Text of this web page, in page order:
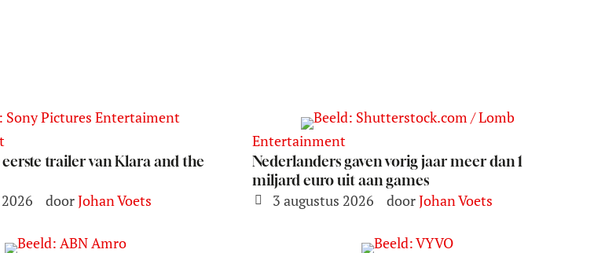
trailer van Klara and the
door Johan Voets
Entertainment
Nederlanders gaven vorig jaar meer dan 1
miljard euro uit aan games
3 augustus 2026 door Johan Voets